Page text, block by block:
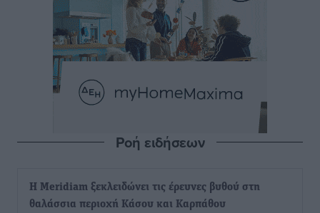
Ροή ειδήσεων
Η Meridiam ξεκλειδώνει τις έρευνες βυθού στη
θαλάσσια περιοχή Κάσου και Καρπάθου